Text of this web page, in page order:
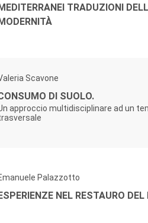
MEDITERRANEI TRADUZIONI
MODERNITÀ
Scavone
DI SUOLO.
approccio multidisciplinare ad un
Palazzotto
ESPERIENZE NEL RESTAURO DEL